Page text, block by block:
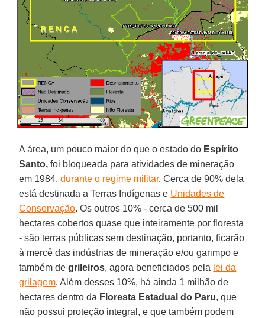
A área, um pouco maior do que o estado do Espírito
Santo, foi bloqueada para atividades de mineração
em 1984,durante o regime militar. Cerca de 90% dela
está destinada a Terras Indígenas e Unidades de
Conservação. Os outros 10% - cerca de 500 mil
hectares cobertos quase que inteiramente por floresta
- são terras públicas sem destinação, portanto, ficarão
à mercê das indústrias de mineração e/ou garimpo e
também degrileiros, agora beneficiados pela lei da
grilagem. Além desses 10%, há ainda 1 milhão de
hectares dentro da Floresta Estadual do Paru, que
não possui proteção integral, e que também podem